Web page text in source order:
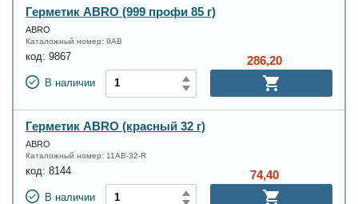
Герметик ABRO (999 профи 85 г)
ABRO
Каталожный номер: 9AB
код: 9867
В наличии
286,20
Герметик ABRO (краcный 32 г)
ABRO
Каталожный номер: 11AB-32-R
код: 8144
В наличии
74,40